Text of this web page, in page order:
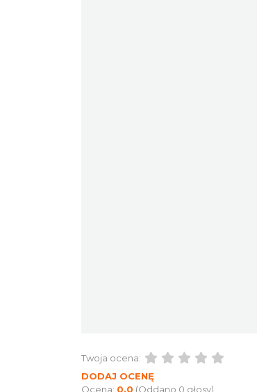
Twoja ocena:
DODAJ OCENĘ
Ocena: 0.0 (Oddano 0 głosy)